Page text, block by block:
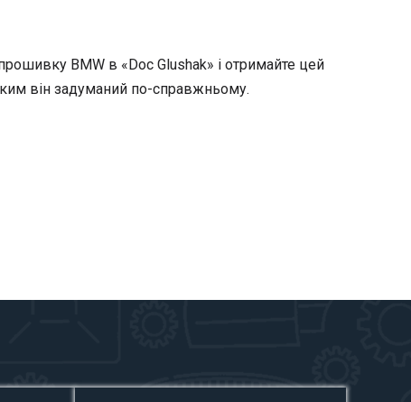
BMW в «Doc Glushak» і отримайте цей
він задуманий по-справжньому.